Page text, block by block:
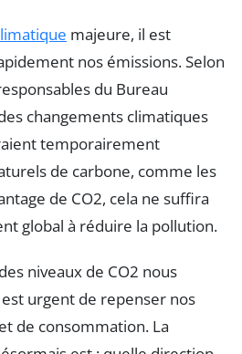
majeure, il est
nos émissions. Selon
du Bureau
changements climatiques
temporairement
de carbone, comme les
de CO2, cela ne suffira
global à réduire la pollution.
niveaux de CO2 nous
urgent de repenser nos
de consommation. La